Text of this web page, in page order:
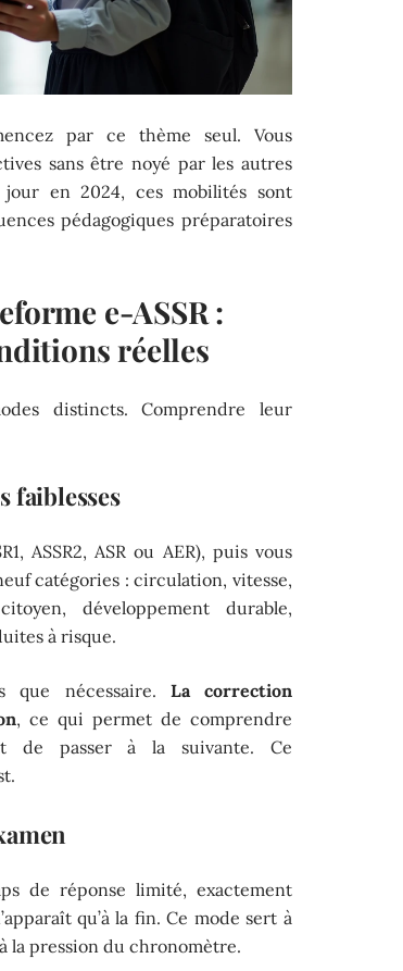
par ce thème seul. Vous
sans être noyé par les autres
en 2024, ces mobilités sont
pédagogiques préparatoires
e-ASSR :
réelles
distincts. Comprendre leur
faiblesses
ASSR2, ASR ou AER), puis vous
catégories : circulation, vitesse,
développement durable,
à risque.
que nécessaire. La correction
, ce qui permet de comprendre
de passer à la suivante. Ce
de réponse limité, exactement
qu’à la fin. Ce mode sert à
la pression du chronomètre.